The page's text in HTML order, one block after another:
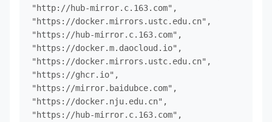
"http://hub-mirror.c.163.com",
"https://docker.mirrors.ustc.edu.cn",
"https://hub-mirror.c.163.com",
"https://docker.m.daocloud.io",
"https://docker.mirrors.ustc.edu.cn",
"https://ghcr.io",
"https://mirror.baidubce.com",
"https://docker.nju.edu.cn",
"https://hub-mirror.c.163.com",